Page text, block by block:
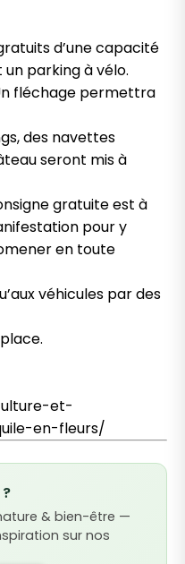
d’une capacité
parking à vélo.
fléchage permettra
des navettes
seront mis à
gratuite est à
pour y
en toute
véhicules par des
et-
en-fleurs/
& bien-être —
sur nos